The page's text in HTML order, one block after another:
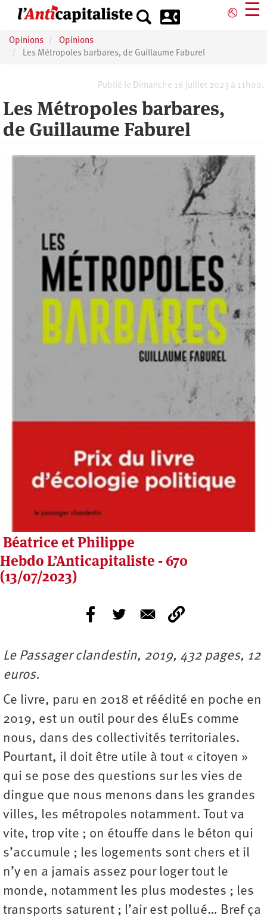
principal
⎋ ☰
Opinions
Opinions
Les Métropoles barbares, de Guillaume Faburel
Publié le Dimanche 16 juillet 2023 à 11h00.
Les Métropoles barbares,
de Guillaume Faburel
Béatrice et Philippe
Hebdo L’Anticapitaliste - 670
(13/07/2023)
Le Passager clandestin, 2019, 432 pages, 12
euros.
Ce livre, paru en 2018 et réédité en poche en
2019, est un outil pour des éluEs comme
nous, dans des collectivités territoriales.
Pourtant, il doit être utile à tout « citoyen »
qui se pose des questions sur les vies de
dingue que nous menons dans les grandes
villes, les métropoles notamment. Tout va
vite, trop vite ; on étouffe dans le béton qui
s’accumule ; les logements sont chers et il
n’y en a jamais assez pour loger tout le
monde, notamment les plus modestes ; les
transports saturent ; l’air est pollué… Bref ça